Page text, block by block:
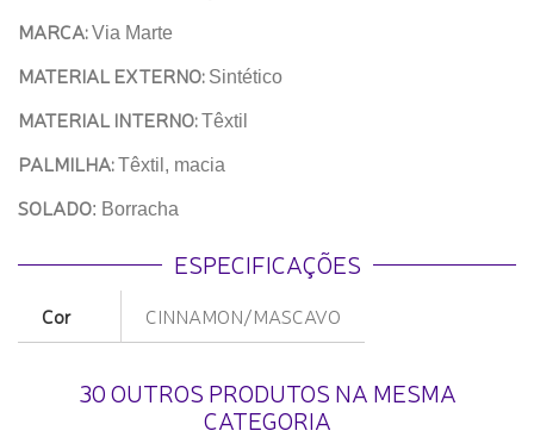
MARCA:Via Marte
MATERIAL EXTERNO: Sintético
MATERIAL INTERNO:Têxtil
PALMILHA:Têxtil, macia
SOLADO: Borracha
ESPECIFICAÇÕES
Cor CINNAMON/MASCAVO
30 OUTROS PRODUTOS NA MESMA
CATEGORIA